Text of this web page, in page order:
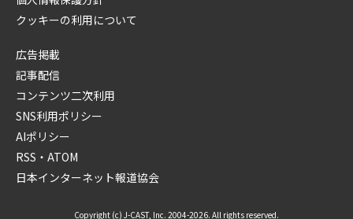
クッキーの利用について
広告掲載
記事配信
コンテンツ二次利用
SNS利用ポリシー
AIポリシー
RSS・ATOM
日本インターネット報道協会
Copyright (c) J-CAST, Inc. 2004-2026. All rights reserved.